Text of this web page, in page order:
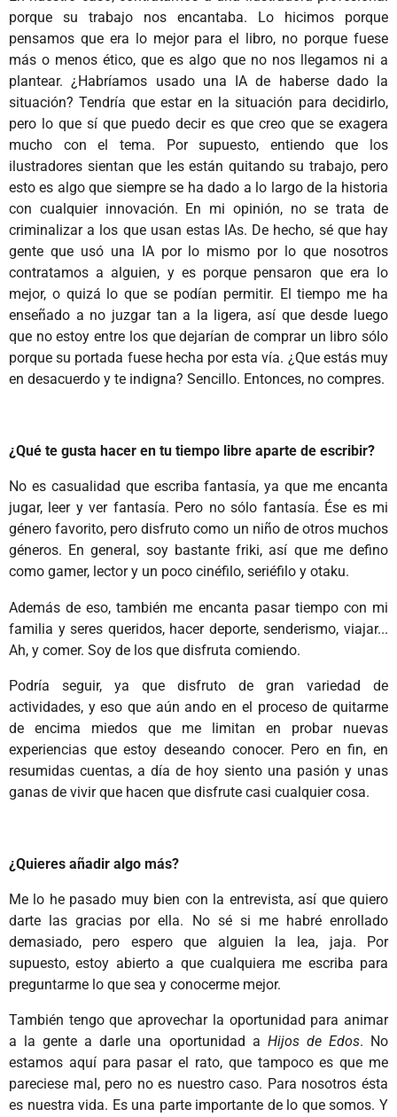
porque su trabajo nos encantaba. Lo hicimos porque
pensamos que era lo mejor para el libro, no porque fuese
más o menos ético, que es algo que no nos llegamos ni a
plantear. ¿Habríamos usado una IA de haberse dado la
situación? Tendría que estar en la situación para decidirlo,
pero lo que sí que puedo decir es que creo que se exagera
mucho con el tema. Por supuesto, entiendo que los
ilustradores sientan que les están quitando su trabajo, pero
esto es algo que siempre se ha dado a lo largo de la historia
con cualquier innovación. En mi opinión, no se trata de
criminalizar a los que usan estas IAs. De hecho, sé que hay
gente que usó una IA por lo mismo por lo que nosotros
contratamos a alguien, y es porque pensaron que era lo
mejor, o quizá lo que se podían permitir. El tiempo me ha
enseñado a no juzgar tan a la ligera, así que desde luego
que no estoy entre los que dejarían de comprar un libro sólo
porque su portada fuese hecha por esta vía. ¿Que estás muy
en desacuerdo y te indigna? Sencillo. Entonces, no compres.
¿Qué te gusta hacer en tu tiempo libre aparte de escribir?
No es casualidad que escriba fantasía, ya que me encanta
jugar, leer y ver fantasía. Pero no sólo fantasía. Ése es mi
género favorito, pero disfruto como un niño de otros muchos
géneros. En general, soy bastante friki, así que me defino
como gamer, lector y un poco cinéfilo, seriéfilo y otaku.
Además de eso, también me encanta pasar tiempo con mi
familia y seres queridos, hacer deporte, senderismo, viajar...
Ah, y comer. Soy de los que disfruta comiendo.
Podría seguir, ya que disfruto de gran variedad de
actividades, y eso que aún ando en el proceso de quitarme
de encima miedos que me limitan en probar nuevas
experiencias que estoy deseando conocer. Pero en fin, en
resumidas cuentas, a día de hoy siento una pasión y unas
ganas de vivir que hacen que disfrute casi cualquier cosa.
¿Quieres añadir algo más?
Me lo he pasado muy bien con la entrevista, así que quiero
darte las gracias por ella. No sé si me habré enrollado
demasiado, pero espero que alguien la lea, jaja. Por
supuesto, estoy abierto a que cualquiera me escriba para
preguntarme lo que sea y conocerme mejor.
También tengo que aprovechar la oportunidad para animar
a la gente a darle una oportunidad a Hijos de Edos. No
estamos aquí para pasar el rato, que tampoco es que me
pareciese mal, pero no es nuestro caso. Para nosotros ésta
es nuestra vida. Es una parte importante de lo que somos. Y